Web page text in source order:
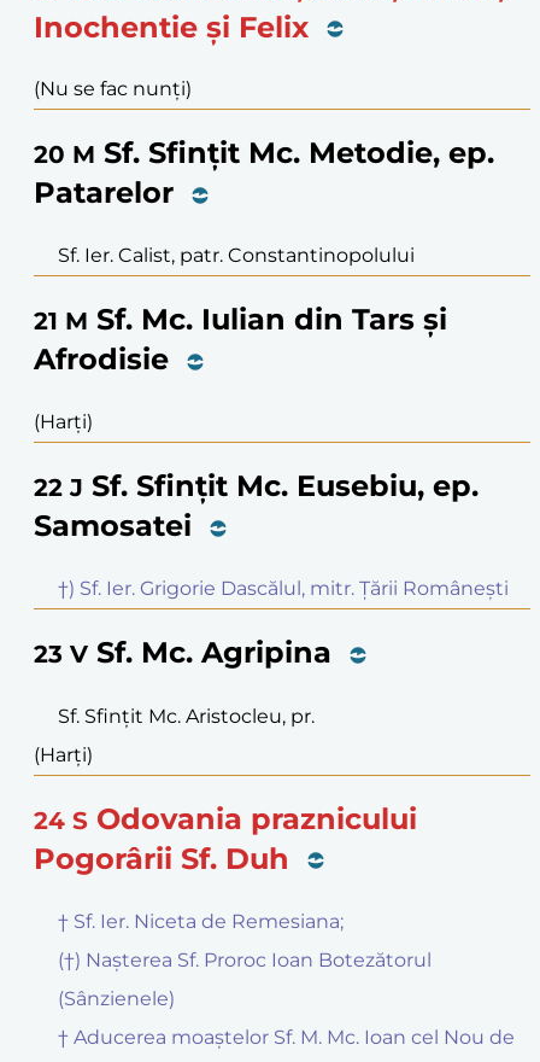
Inochentie și Felix
(Nu se fac nunți)
20 M Sf. Sfințit Mc. Metodie, ep.
Patarelor
Sf. Ier. Calist, patr. Constantinopolului
21 M Sf. Mc. Iulian din Tars și
Afrodisie
(Harți)
22 J Sf. Sfințit Mc. Eusebiu, ep.
Samosatei
†) Sf. Ier. Grigorie Dascălul, mitr. Țării Românești
23 V Sf. Mc. Agripina
Sf. Sfințit Mc. Aristocleu, pr.
(Harți)
24 S Odovania praznicului
Pogorârii Sf. Duh
† Sf. Ier. Niceta de Remesiana;
(†) Nașterea Sf. Proroc Ioan Botezătorul
(Sânzienele)
† Aducerea moaștelor Sf. M. Mc. Ioan cel Nou de